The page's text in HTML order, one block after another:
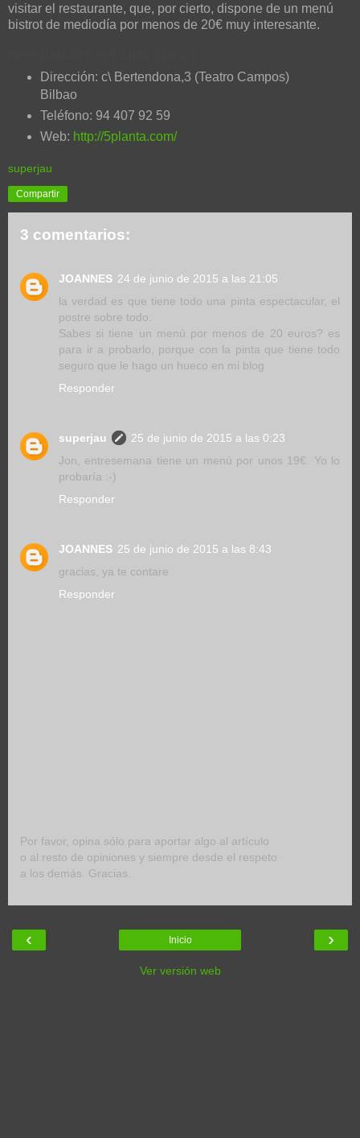
visitar el restaurante, que, por cierto, dispone de un menú
bistrot de mediodía por menos de 20€ muy interesante.
Dirección: c\ Bertendona,3 (Teatro Campos)
Bilbao
Teléfono: 94 407 92 59
Web: http://5planta.com/
superjau
Compartir
3 comentarios:
JOANNES 24 de junio de 2015 a las 21:05
la verdad es que tiene todo una pinta espectacular, el
postre sobre todo.
Sabes si tiene un menú por menos de 20 euros? es
para ir a probarlo, porque con la pinta que tiene todo
seguro que le hago un hueco en mi blog
Responder
superjau
25 de junio de 2015 a las 0:23
Jon, entresemana tiene un menú por unos 19€. Yo lo
probaría :-)
Responder
JOANNES 25 de junio de 2015 a las 8:43
gracias, ya te contare
Responder
Por favor, opina sólo para aportar algo al artículo
o al resto de opiniones y siempre desde el respeto
a los demás. Gracias.
‹ ›
Inicio
Ver versión web